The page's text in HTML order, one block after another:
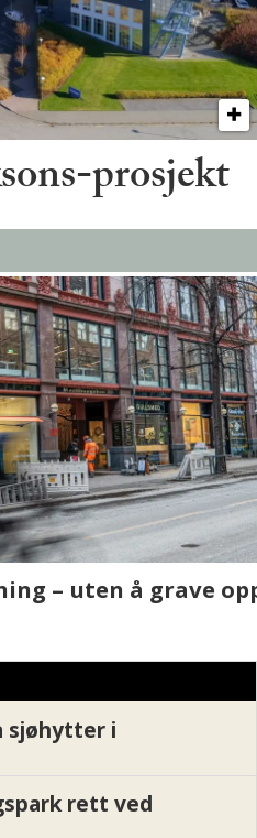
prosjekt
sjøhytter i
rett ved